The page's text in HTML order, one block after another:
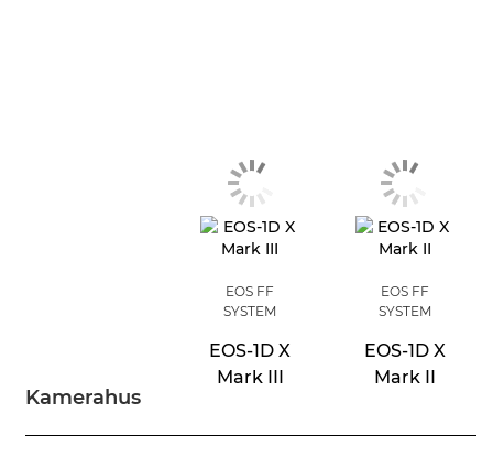
Kamerahus
EOS FF
SYSTEM
EOS-1D X
Mark III
EOS FF
SYSTEM
EOS-1D X
Mark II